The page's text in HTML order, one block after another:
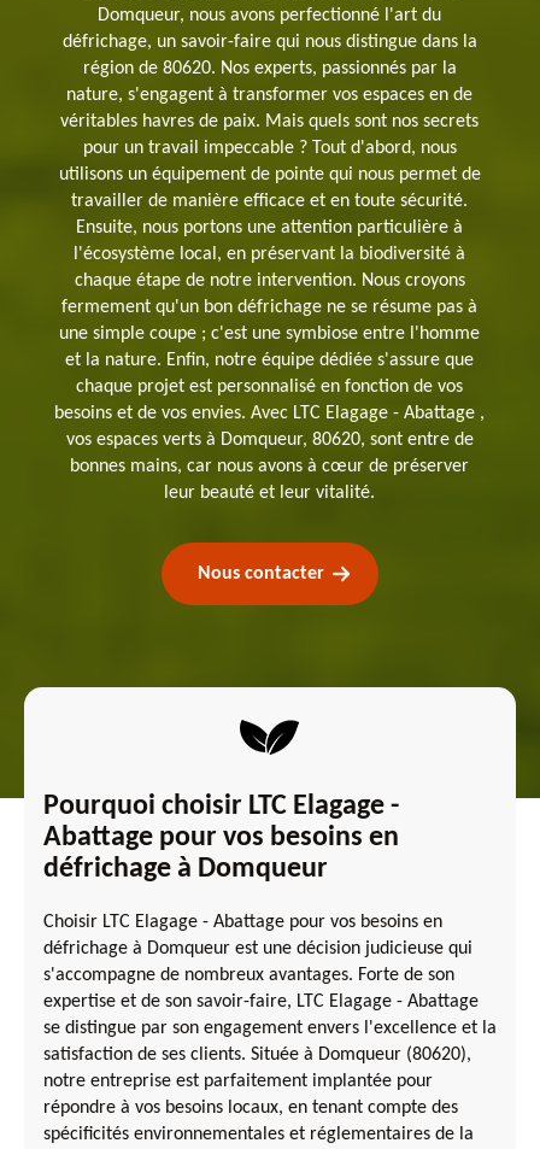
Domqueur, nous avons perfectionné l'art du
défrichage, un savoir-faire qui nous distingue dans la
région de 80620. Nos experts, passionnés par la
nature, s'engagent à transformer vos espaces en de
véritables havres de paix. Mais quels sont nos secrets
pour un travail impeccable ? Tout d'abord, nous
utilisons un équipement de pointe qui nous permet de
travailler de manière efficace et en toute sécurité.
Ensuite, nous portons une attention particulière à
l'écosystème local, en préservant la biodiversité à
chaque étape de notre intervention. Nous croyons
fermement qu'un bon défrichage ne se résume pas à
une simple coupe ; c'est une symbiose entre l'homme
et la nature. Enfin, notre équipe dédiée s'assure que
chaque projet est personnalisé en fonction de vos
besoins et de vos envies. Avec LTC Elagage - Abattage ,
vos espaces verts à Domqueur, 80620, sont entre de
bonnes mains, car nous avons à cœur de préserver
leur beauté et leur vitalité.
Nous contacter
Pourquoi choisir LTC Elagage -
Abattage pour vos besoins en
défrichage à Domqueur
Choisir LTC Elagage - Abattage pour vos besoins en
défrichage à Domqueur est une décision judicieuse qui
s'accompagne de nombreux avantages. Forte de son
expertise et de son savoir-faire, LTC Elagage - Abattage
se distingue par son engagement envers l'excellence et la
satisfaction de ses clients. Située à Domqueur (80620),
notre entreprise est parfaitement implantée pour
répondre à vos besoins locaux, en tenant compte des
spécificités environnementales et réglementaires de la